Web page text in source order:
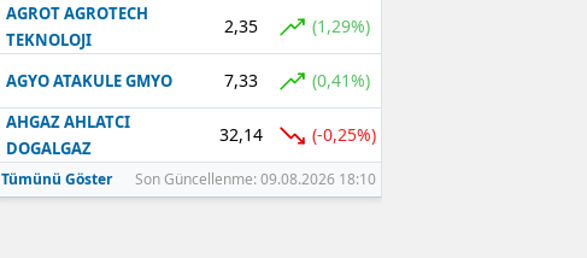
AGROT AGROTECH
TEKNOLOJI
2,35 (1,29%)
AGYO ATAKULE GMYO 7,33 (0,41%)
AHGAZ AHLATCI
DOGALGAZ
32,14 (-0,25%)
Tümünü Göster Son Güncellenme: 09.08.2026 18:10